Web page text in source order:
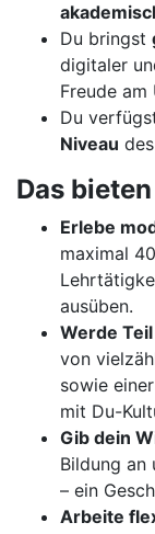
Du bringst
digitaler
Freude
Du
Niveau
Das
Erlebe
maximal
ausüben.
Werde
von
sowie
mit Du-
Gib dein
Bildung an
– ein
Arbeite